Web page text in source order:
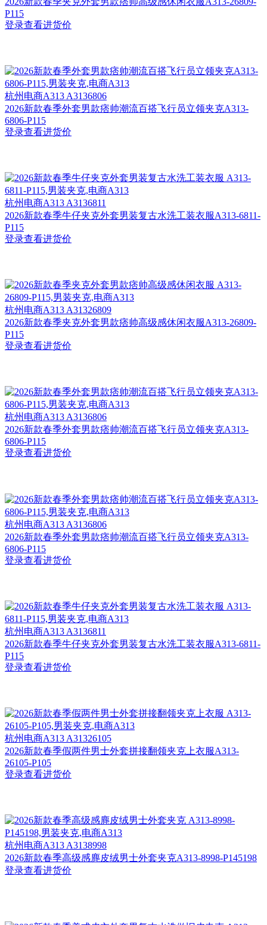
P115
登录查看进货价
杭州 电商A313 A3136806
2026新款春季外套男款痞帅潮流百搭飞行员立领夹克A313-
6806-P115
登录查看进货价
杭州 电商A313 A3136811
2026新款春季牛仔夹克外套男装复古水洗工装衣服A313-6811-
P115
登录查看进货价
杭州 电商A313 A31326809
2026新款春季夹克外套男款痞帅高级感休闲衣服A313-26809-
P115
登录查看进货价
杭州 电商A313 A3136806
2026新款春季外套男款痞帅潮流百搭飞行员立领夹克A313-
6806-P115
登录查看进货价
杭州 电商A313 A3136806
2026新款春季外套男款痞帅潮流百搭飞行员立领夹克A313-
6806-P115
登录查看进货价
杭州 电商A313 A3136811
2026新款春季牛仔夹克外套男装复古水洗工装衣服A313-6811-
P115
登录查看进货价
杭州 电商A313 A31326105
2026新款春季假两件男士外套拼接翻领夹克上衣服A313-
26105-P105
登录查看进货价
杭州 电商A313 A3138998
2026新款春季高级感麂皮绒男士外套夹克A313-8998-P145198
登录查看进货价